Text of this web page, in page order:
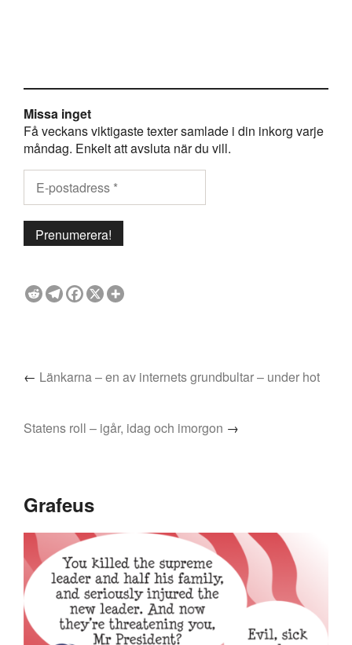
Missa inget
Få veckans viktigaste texter samlade i din inkorg varje
måndag. Enkelt att avsluta när du vill.
← Länkarna – en av internets grundbultar – under hot
Statens roll – igår, idag och imorgon →
Grafeus